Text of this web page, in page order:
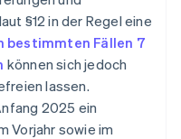
§12 in der Regel eine
bestimmten Fällen 7
können sich jedoch
lassen.
2025 ein
Vorjahr sowie im